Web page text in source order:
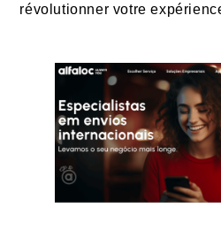
révolutionner votre